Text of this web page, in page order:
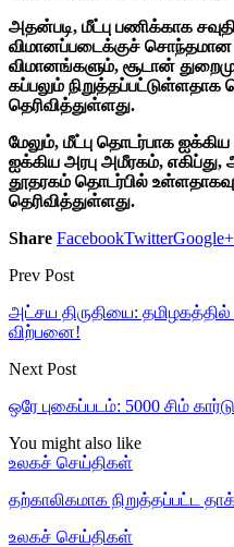
அதன்படி, மீட்பு பணிக்காக
விமானப்படைக்குச் சொந்தமான
விமானங்களும், சூடான்
கப்பலும்
தெரிவித்துள்ளது.
மேலும், மீட்பு தொடர்பாக ஐக்கிய
ஐக்கிய அரபு அமீரகம், எகிப்து,
தூதரகம் தொடர்பில்
தெரிவித்துள்ளது.
Share FacebookTwitterGoogle+
Prev Post
அட்சய திருதியை:
விற்பனை!
Next Post
ஒரே புகைப்படம்: 5000 சிம்
You might also like
உலகச் செய்திகள்
தற்காலிகமாக நிறுத்தப்பட்ட
உலகச் செய்திகள்